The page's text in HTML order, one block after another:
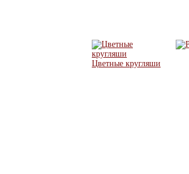
Цветные кругляши